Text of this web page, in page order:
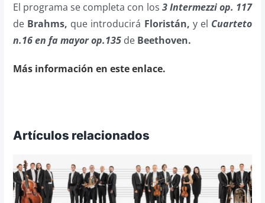
El programa se completa con los 3 Intermezzi op. 117
de Brahms, que introducirá Floristán, y el Cuarteto
n.16en fa mayor op.135de Beethoven.
Más información en este enlace.
Artículos relacionados